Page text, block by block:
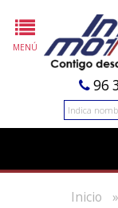
MENÚ
96
Inicio